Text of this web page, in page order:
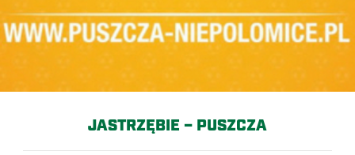
JASTRZĘBIE – PUSZCZA